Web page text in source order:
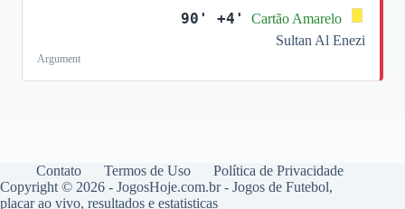
90' +4'
Cartão Amarelo
Sultan Al Enezi
Argument
Contato Termos de Uso
Política de Privacidade
Copyright © 2026 - JogosHoje.com.br - Jogos de Futebol,
placar ao vivo, resultados e estatisticas